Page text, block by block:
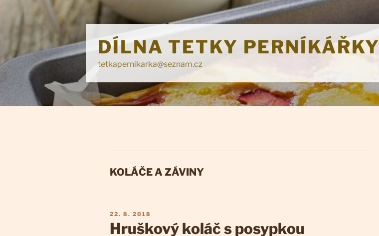
DÍLNA TETKY PERNÍKÁŘKY
tetkapernikarka@seznam.cz
RUBRIKY
KOLÁČE A ZÁVINY
PUBLIKOVÁNO
22. 8. 2018
Hruškový koláč s posypkou